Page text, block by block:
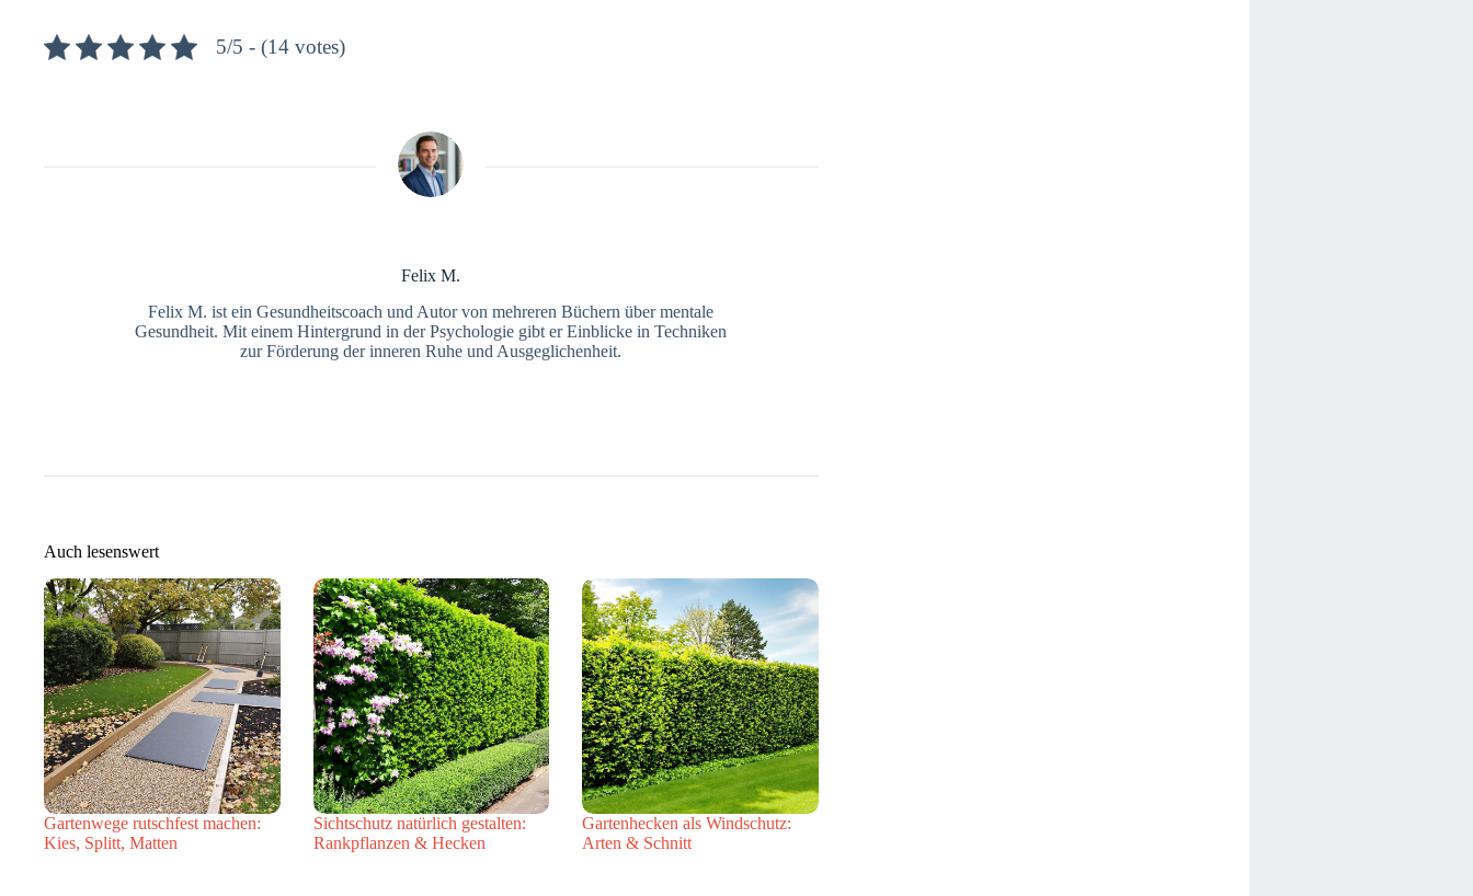
5/5 - (14 votes)
Felix M.
Felix M. ist ein Gesundheitscoach und Autor von mehreren Büchern über mentale
Gesundheit. Mit einem Hintergrund in der Psychologie gibt er Einblicke in Techniken
zur Förderung der inneren Ruhe und Ausgeglichenheit.
Auch lesenswert
Gartenwege rutschfest machen:
Kies, Splitt, Matten
Sichtschutz natürlich gestalten:
Rankpflanzen & Hecken
Gartenhecken als Windschutz:
Arten & Schnitt